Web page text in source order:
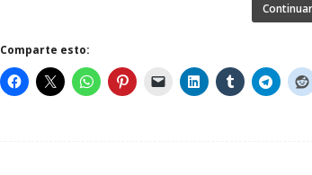
Continuar
Comparte esto: